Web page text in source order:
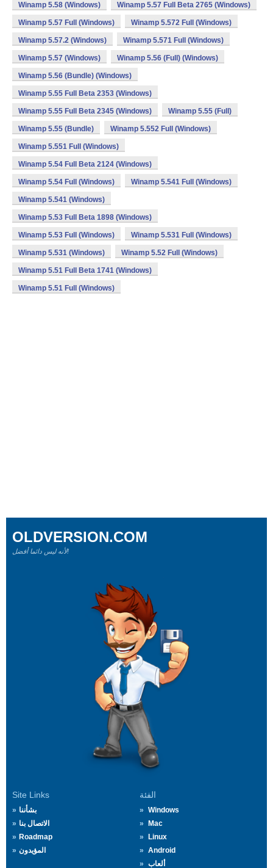
Winamp 5.58 (Windows) Winamp 5.57 Full Beta 2765 (Windows)
Winamp 5.57 Full (Windows) Winamp 5.572 Full (Windows)
Winamp 5.57.2 (Windows) Winamp 5.571 Full (Windows)
Winamp 5.57 (Windows) Winamp 5.56 (Full) (Windows)
Winamp 5.56 (Bundle) (Windows)
Winamp 5.55 Full Beta 2353 (Windows)
Winamp 5.55 Full Beta 2345 (Windows) Winamp 5.55 (Full)
Winamp 5.55 (Bundle) Winamp 5.552 Full (Windows)
Winamp 5.551 Full (Windows)
Winamp 5.54 Full Beta 2124 (Windows)
Winamp 5.54 Full (Windows) Winamp 5.541 Full (Windows)
Winamp 5.541 (Windows)
Winamp 5.53 Full Beta 1898 (Windows)
Winamp 5.53 Full (Windows) Winamp 5.531 Full (Windows)
Winamp 5.531 (Windows) Winamp 5.52 Full (Windows)
Winamp 5.51 Full Beta 1741 (Windows)
Winamp 5.51 Full (Windows)
Site Links
بشأننا
الاتصال بنا
Roadmap
المؤيدون
الفئة
Windows
Mac
Linux
Android
ألعاب
OLDVERSION.COM
لأنه ليس دائما أفضل!